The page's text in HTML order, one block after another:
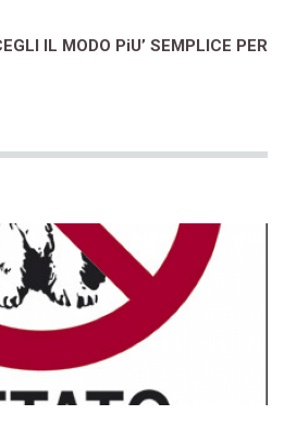
IL MODO PiU’ SEMPLICE PER